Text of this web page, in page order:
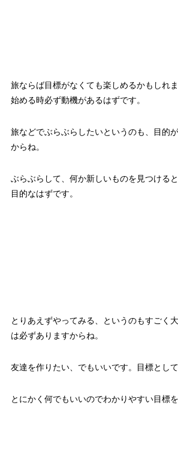
旅ならば目標がなくても楽しめるかもしれ
始める時必ず動機があるはずです。
旅などでぶらぶらしたいというのも、目的
からね。
ぶらぶらして、何か新しいものを見つける
目的なはずです。
とりあえずやってみる、というのもすごく
は必ずありますからね。
友達を作りたい、でもいいです。目標とし
とにかく何でもいいのでわかりやすい目標